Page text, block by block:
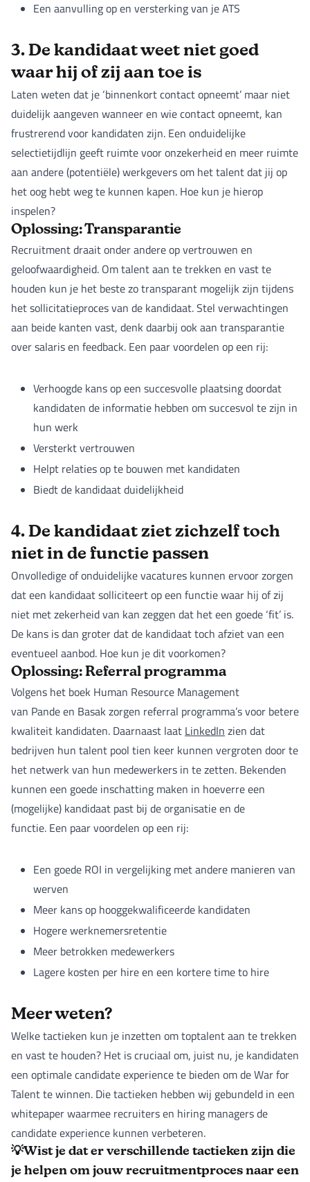
Een aanvulling op en versterking van je ATS
3. De kandidaat weet niet goed
waar hij of zij aan toe is
Laten weten dat je ‘binnenkort contact opneemt’ maar niet
duidelijk aangeven wanneer en wie contact opneemt, kan
frustrerend voor kandidaten zijn. Een onduidelijke
selectietijdlijn geeft ruimte voor onzekerheid en meer ruimte
aan andere (potentiële) werkgevers om het talent dat jij op
het oog hebt weg te kunnen kapen. Hoe kun je hierop
inspelen?
Oplossing: Transparantie
Recruitment draait onder andere op vertrouwen en
geloofwaardigheid. Om talent aan te trekken en vast te
houden kun je het beste zo transparant mogelijk zijn tijdens
het sollicitatieproces van de kandidaat. Stel verwachtingen
aan beide kanten vast, denk daarbij ook aan transparantie
over salaris en feedback. Een paar voordelen op een rij:
Verhoogde kans op een succesvolle plaatsing doordat
kandidaten de informatie hebben om succesvol te zijn in
hun werk
Versterkt vertrouwen
Helpt relaties op te bouwen met kandidaten
Biedt de kandidaat duidelijkheid
4. De kandidaat ziet zichzelf toch
niet in de functie passen
Onvolledige of onduidelijke vacatures kunnen ervoor zorgen
dat een kandidaat solliciteert op een functie waar hij of zij
niet met zekerheid van kan zeggen dat het een goede ‘fit’ is.
De kans is dan groter dat de kandidaat toch afziet van een
eventueel aanbod. Hoe kun je dit voorkomen?
Oplossing: Referral programma
Volgens het boek Human Resource Management
van Pande en Basak zorgen referral programma’s voor betere
kwaliteit kandidaten. Daarnaast laat LinkedIn zien dat
bedrijven hun talent pool tien keer kunnen vergroten door te
het netwerk van hun medewerkers in te zetten. Bekenden
kunnen een goede inschatting maken in hoeverre een
(mogelijke) kandidaat past bij de organisatie en de
functie. Een paar voordelen op een rij:
Een goede ROI in vergelijking met andere manieren van
werven
Meer kans op hooggekwalificeerde kandidaten
Hogere werknemersretentie
Meer betrokken medewerkers
Lagere kosten per hire en een kortere time to hire
Meer weten?
Welke tactieken kun je inzetten om toptalent aan te trekken
en vast te houden? Het is cruciaal om, juist nu, je kandidaten
een optimale candidate experience te bieden om de War for
Talent te winnen. Die tactieken hebben wij gebundeld in een
whitepaper waarmee recruiters en hiring managers de
candidate experience kunnen verbeteren.
💡Wist je dat er verschillende tactieken zijn die
je helpen om jouw recruitmentproces naar een